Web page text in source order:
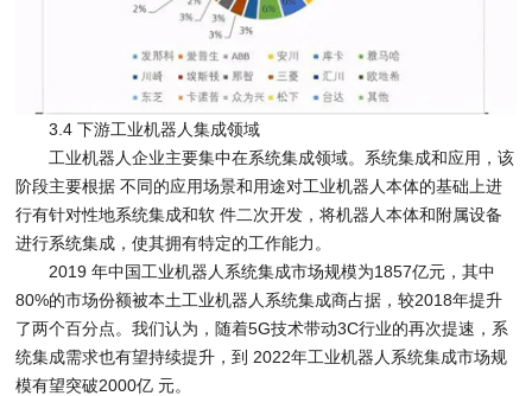
3.4 下游工业机器人集成领域
工业机器人企业主要集中在系统集成领域。系统集成和应用，该
阶段主要根据 不同的应用场景和用途对工业机器人本体的基础上进
行有针对性地系统集成和软 件二次开发，将机器人本体和附属设备
进行系统集成，使其拥有特定的工作能力。
2019 年中国工业机器人系统集成市场规模为1857亿元，其中
80%的市场份额被本土工业机器人系统集成商占据，较2018年提升
了两个百分点。我们认为，随着5G技术带动3C行业的再次提速，系
统集成需求也有望持续提升，到 2022年工业机器人系统集成市场规
模有望突破2000亿 元。